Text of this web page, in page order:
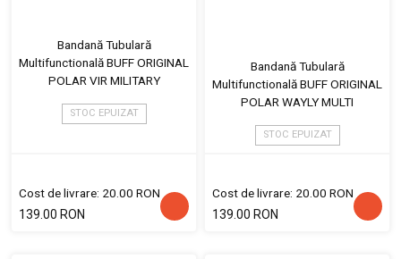
Bandană Tubulară
Multifunctională BUFF ORIGINAL
POLAR VIR MILITARY
STOC EPUIZAT
Cost de livrare: 20.00 RON
139.00 RON
Bandană Tubulară
Multifunctională BUFF ORIGINAL
POLAR WAYLY MULTI
STOC EPUIZAT
Cost de livrare: 20.00 RON
139.00 RON